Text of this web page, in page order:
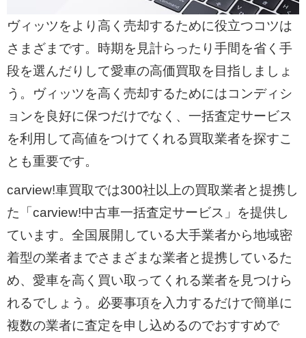
ヴィッツをより高く売却するために役立つコツは
さまざまです。時期を見計らったり手間を省く手
段を選んだりして愛車の高価買取を目指しましょ
う。ヴィッツを高く売却するためにはコンディシ
ョンを良好に保つだけでなく、一括査定サービス
を利用して高値をつけてくれる買取業者を探すこ
とも重要です。
carview!車買取では300社以上の買取業者と提携し
た「carview!中古車一括査定サービス」を提供し
ています。全国展開している大手業者から地域密
着型の業者までさまざまな業者と提携しているた
め、愛車を高く買い取ってくれる業者を見つけら
れるでしょう。必要事項を入力するだけで簡単に
複数の業者に査定を申し込めるのでおすすめで